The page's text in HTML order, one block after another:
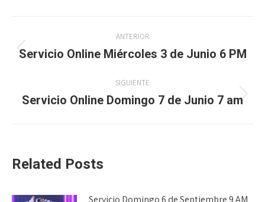
Navegación
entre
publicaciones
ANTERIOR
Publicación
Servicio Online Miércoles 3 de Junio 6 PM
SIGUIENTE
Publicación
Servicio Online Domingo 7 de Junio 7 am
Related Posts
Servicio Domingo 6 de Septiembre 9 AM